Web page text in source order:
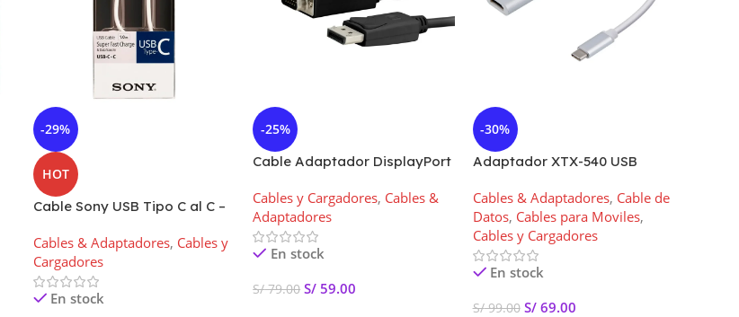
-29%
HOT
Cable Sony USB Tipo C al C –
Cables & Adaptadores, Cables y
Cargadores
En stock
-25%
Cable Adaptador DisplayPort
Metros
Cables y Cargadores, Cables &
Adaptadores
En stock
S/79.00 S/ 59.00
-30%
Adaptador XTX-540 USB
XTECH
Cables & Adaptadores, Cable de
Datos, Cables para Moviles,
Cables y Cargadores
En stock
S/99.00 S/69.00